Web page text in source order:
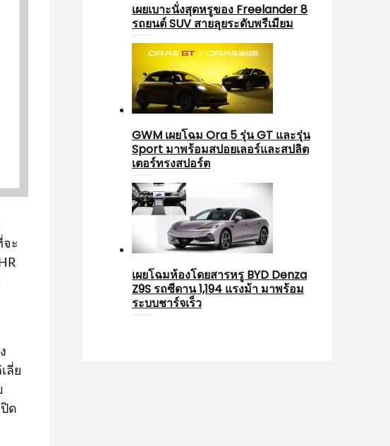
ะ
ลี่ย
ด
เผยเบาะนั่งสุดหรูของ Freelander 8
รถยนต์ SUV สายลุยระดับพรีเมียม
GWM เผยโฉม Ora 5 รุ่น GT และรุ่น
Sport มาพร้อมสปอยเลอร์และสปลิต
เตอร์ทรงสปอร์ต
เผยโฉมห้องโดยสารหรู BYD Denza
Z9S รถซีดาน 1,194 แรงม้า มาพร้อม
ระบบชาร์จเร็ว